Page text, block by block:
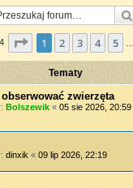
Strona1 z21
1 2 3 4 5
Tematy
zwierzęta
Bolszewik « 05 sie 2026, 20:59
dinxik « 09 lip 2026, 22:19